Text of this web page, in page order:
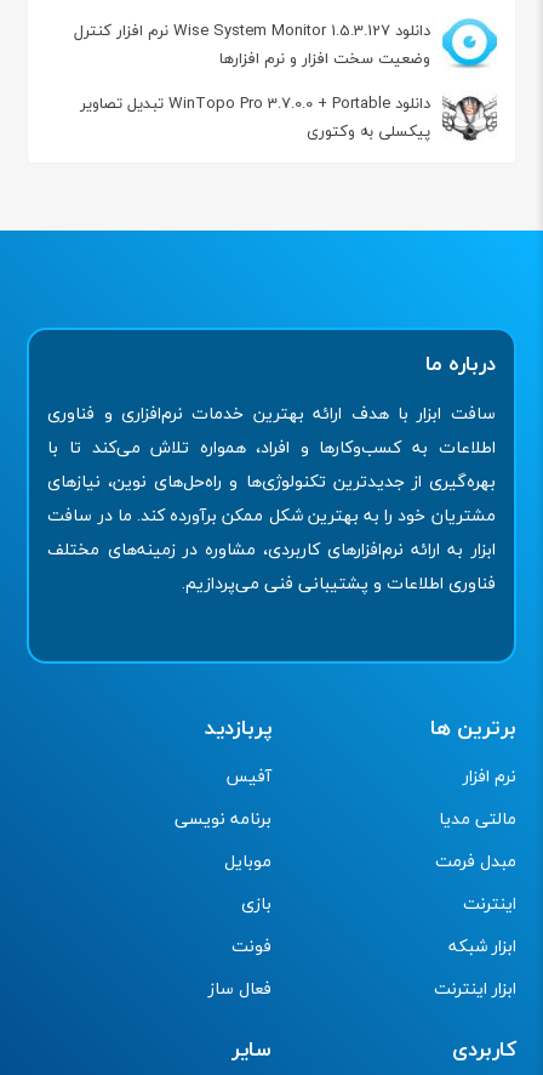
دانلود Wise System Monitor 1.5.3.127 نرم افزار کنترل
وضعیت سخت افزار و نرم افزارها
دانلود WinTopo Pro 3.7.0.0 + Portable تبدیل تصاویر
پیکسلی به وکتوری
درباره ما
سافت ابزار با هدف ارائه بهترین خدمات نرم‌افزاری و فناوری
اطلاعات به کسب‌وکارها و افراد، همواره تلاش می‌کند تا با
بهره‌گیری از جدیدترین تکنولوژی‌ها و راه‌حل‌های نوین، نیازهای
مشتریان خود را به بهترین شکل ممکن برآورده کند. ما در سافت
ابزار به ارائه نرم‌افزارهای کاربردی، مشاوره در زمینه‌های مختلف
فناوری اطلاعات و پشتیبانی فنی می‌پردازیم.
برترین ها
نرم افزار
مالتی مدیا
مبدل فرمت
اینترنت
ابزار شبکه
ابزار اینترنت
پربازدید
آفیس
برنامه نویسی
موبایل
بازی
فونت
فعال ساز
کاربردی سایر